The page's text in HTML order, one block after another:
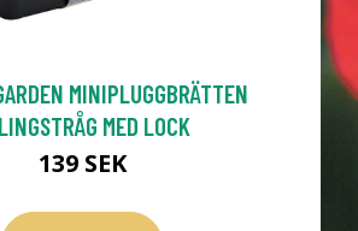
MINIPLUGGBRÄTTEN
MED LOCK
139 SEK